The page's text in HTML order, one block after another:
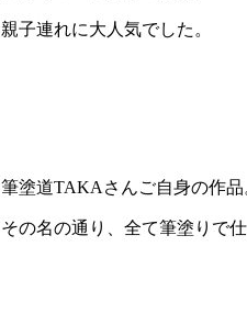
親子連れに大人気でした。
筆塗道TAKAさんご自身の作品
その名の通り、全て筆塗りで仕